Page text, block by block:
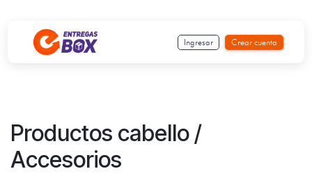
Ingresar Crear cuenta
Productos cabello /
Accesorios